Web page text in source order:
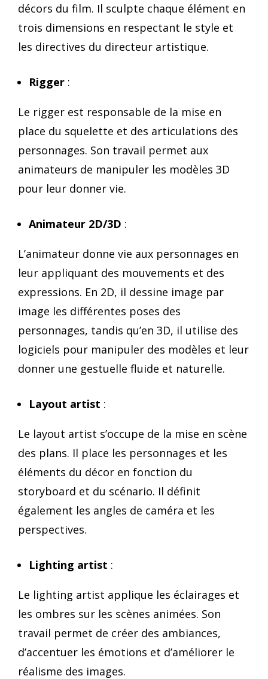
décors du film. Il sculpte chaque élément en
trois dimensions en respectant le style et
les directives du directeur artistique.
Rigger :
Le rigger est responsable de la mise en
place du squelette et des articulations des
personnages. Son travail permet aux
animateurs de manipuler les modèles 3D
pour leur donner vie.
Animateur 2D/3D :
L’animateur donne vie aux personnages en
leur appliquant des mouvements et des
expressions. En 2D, il dessine image par
image les différentes poses des
personnages, tandis qu’en 3D, il utilise des
logiciels pour manipuler des modèles et leur
donner une gestuelle fluide et naturelle.
Layout artist :
Le layout artist s’occupe de la mise en scène
des plans. Il place les personnages et les
éléments du décor en fonction du
storyboard et du scénario. Il définit
également les angles de caméra et les
perspectives.
Lighting artist :
Le lighting artist applique les éclairages et
les ombres sur les scènes animées. Son
travail permet de créer des ambiances,
d’accentuer les émotions et d’améliorer le
réalisme des images.